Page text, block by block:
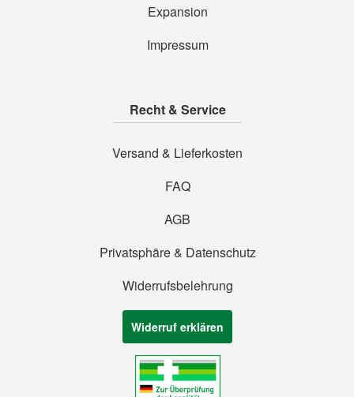
Expansion
Impressum
Recht & Service
Versand & Lieferkosten
FAQ
AGB
Privatsphäre & Datenschutz
Widerrufsbelehrung
Widerruf erklären